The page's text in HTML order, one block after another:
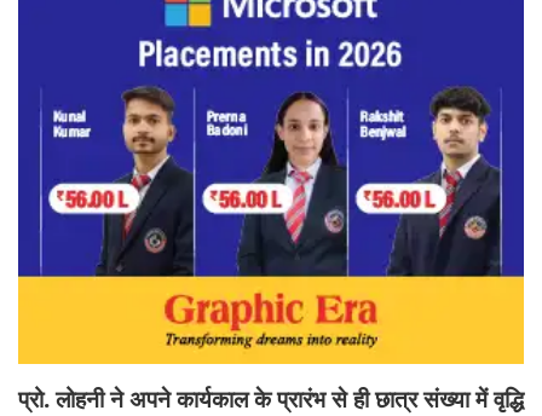
प्रो. लोहनी ने अपने कार्यकाल के प्रारंभ से ही छात्र संख्या में वृद्धि